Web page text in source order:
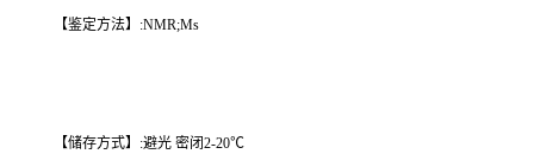
【鉴定方法】:NMR;Ms
【储存方式】:避光 密闭2-20℃